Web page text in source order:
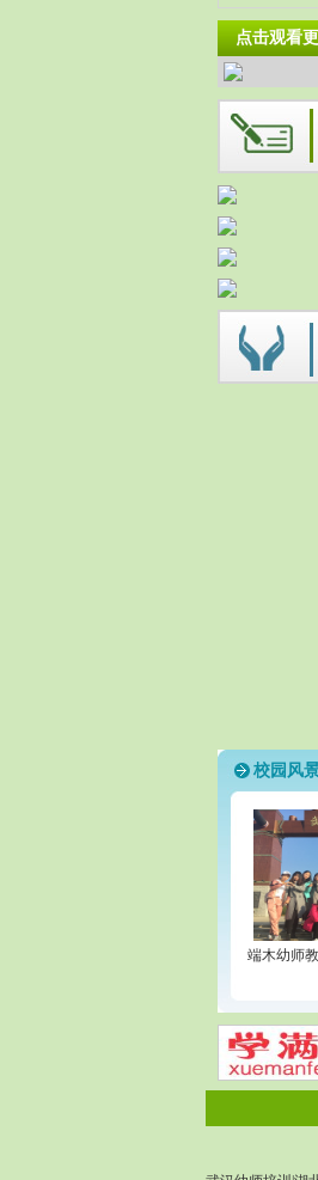
点击观看
校园风
端木幼师